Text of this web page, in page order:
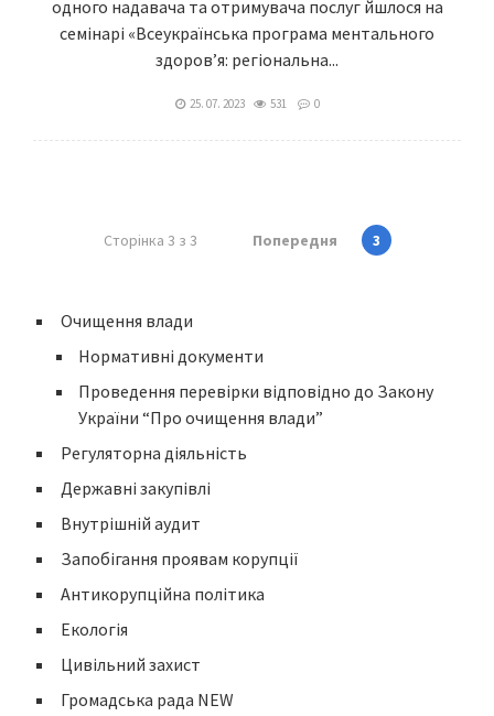
одного надавача та отримувача послуг йшлося на
семінарі «Всеукраїнська програма ментального
здоров’я: регіональна...
25. 07. 2023 531 0
Сторінка 3 з 3 Попередня 3
Очищення влади
Нормативні документи
Проведення перевірки відповідно до Закону
України “Про очищення влади”
Регуляторна діяльність
Державні закупівлі
Внутрішній аудит
Запобігання проявам корупції
Антикорупційна політика
Екологія
Цивільний захист
Громадська рада NEW